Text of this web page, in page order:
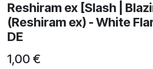
Reshiram ex [Slash |
(Reshiram ex) - White
DE
1,00 €